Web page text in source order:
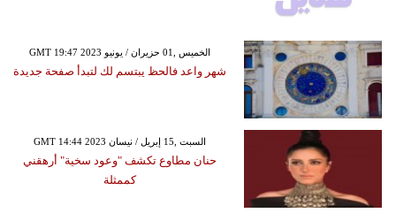
GMT 19:47 2023 الخميس ,01 حزيران / يونيو
شهر واعد فالحظ يبتسم لك لتبدأ صفحة جديدة
GMT 14:44 2023 السبت ,15 إبريل / نيسان
حنان مطاوع تكشف "وعود سخية" أرهقني
كممثلة